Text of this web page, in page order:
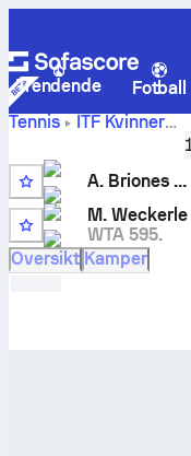
Trendende Fotball
Tennis
ITF Kvinner
Manacor, Singles
Ginesta
A. Briones Ginesta
M. Weckerle
WTA 595.
Oversikt Kamper